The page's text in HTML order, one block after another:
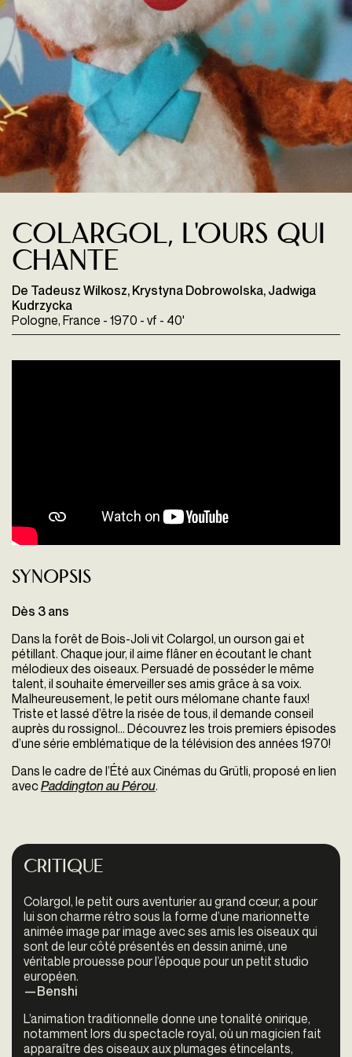
Colargol, l'ours qui
chante
De Tadeusz Wilkosz, Krystyna Dobrowolska, Jadwiga
Kudrzycka
Pologne, France - 1970 - vf - 40'
Synopsis
Dès 3 ans
Dans la forêt de Bois-Joli vit Colargol, un ourson gai et
pétillant. Chaque jour, il aime flâner en écoutant le chant
mélodieux des oiseaux. Persuadé de posséder le même
talent, il souhaite émerveiller ses amis grâce à sa voix.
Malheureusement, le petit ours mélomane chante faux!
Triste et lassé d’être la risée de tous, il demande conseil
auprès du rossignol... Découvrez les trois premiers épisodes
d’une série emblématique de la télévision des années 1970!
Dans le cadre de l’Été aux Cinémas du Grütli, proposé en lien
avecPaddington au Pérou.
Critique
Colargol, le petit ours aventurier au grand cœur, a pour
lui son charme rétro sous la forme d’une marionnette
animée image par image avec ses amis les oiseaux qui
sont de leur côté présentés en dessin animé, une
véritable prouesse pour l’époque pour un petit studio
européen.
—Benshi
L’animation traditionnelle donne une tonalité onirique,
notamment lors du spectacle royal, où un magicien fait
apparaître des oiseaux aux plumages étincelants,